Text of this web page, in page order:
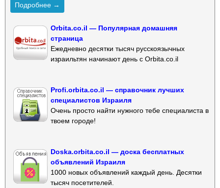
Подробнее →
Orbita.co.il — Популярная домашняя
страница
Ежедневно десятки тысяч русскоязычных
израильтян начинают день с Orbita.co.il
Profi.orbita.co.il — справочник лучших
специалистов Израиля
Очень просто найти нужного тебе специалиста в
твоем городе!
Doska.orbita.co.il — доска бесплатных
объявлений Израиля
1000 новых объявлений каждый день. Десятки
тысяч посетителей.